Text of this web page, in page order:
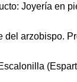
Joyería en
del arzobispo.